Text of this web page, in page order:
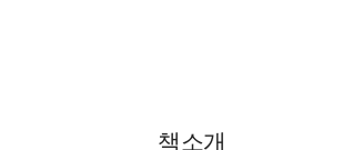
책소개